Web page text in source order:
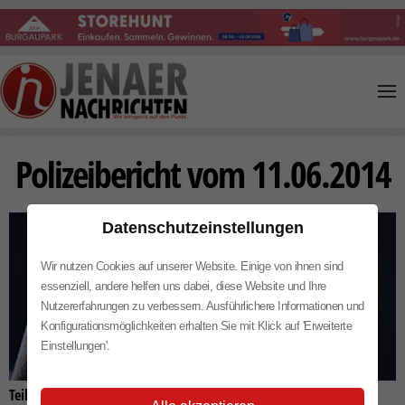
Skip to main content
Polizeibericht vom 11.06.2014
Teilen auf
Datenschutzeinstellungen
Wir nutzen Cookies auf unserer Website. Einige von ihnen sind
essenziell, andere helfen uns dabei, diese Website und Ihre
Nutzererfahrungen zu verbessern. Ausführlichere Informationen und
Konfigurationsmöglichkeiten erhalten Sie mit Klick auf 'Erweiterte
Einstellungen'.